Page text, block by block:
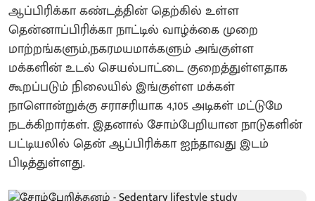
ஆப்பிரிக்கா கண்டத்தின் தெற்கில் உள்ள
தென்னாப்பிரிக்கா நாட்டில் வாழ்க்கை முறை
மாற்றங்களும்,நகரமயமாக்களும் அங்குள்ள
மக்களின் உடல் செயல்பாட்டை குறைத்துள்ளதாக
கூறப்படும் நிலையில் இங்குள்ள மக்கள்
நாளொன்றுக்கு சராசரியாக 4,105 அடிகள் மட்டுமே
நடக்கிறார்கள். இதனால் சோம்பேறியான நாடுகளின்
பட்டியலில் தென் ஆப்பிரிக்கா ஐந்தாவது இடம்
பிடித்துள்ளது.